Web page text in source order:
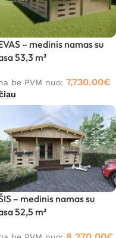
– medinis namas su
53,3 m²
be PVM nuo: 7,730.00€
– medinis namas su
52,5 m²